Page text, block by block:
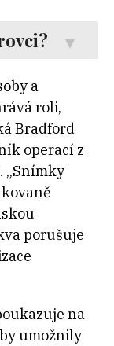
a
roli,
Bradford
operací z
„Snímky
porušuje
na
umožnily